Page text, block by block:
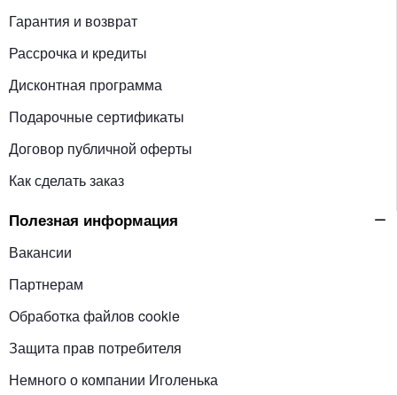
Гарантия и возврат
Рассрочка и кредиты
Дисконтная программа
Подарочные сертификаты
Договор публичной оферты
Как сделать заказ
Полезная информация
Вакансии
Партнерам
Обработка файлов cookie
Защита прав потребителя
Немного о компании Иголенька